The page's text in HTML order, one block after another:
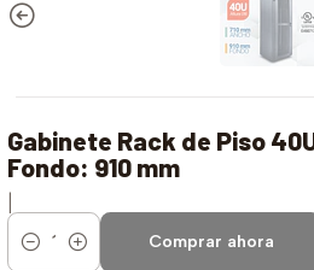
Gabinete Rack de Piso
Fondo: 910 mm
Cantidad
Comprar ahora